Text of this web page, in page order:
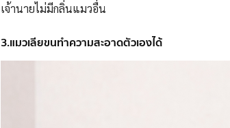
เจ้านายไม่มีกลิ่นแมวอื่น
3.แมวเลียขนทำความสะอาดตัวเองได้